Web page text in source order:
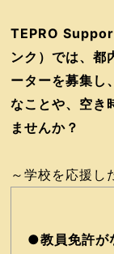
TEPRO
ンク）では、都
ーターを募集し
なことや、空き
ませんか？
～学校を応援し
●教員免許が